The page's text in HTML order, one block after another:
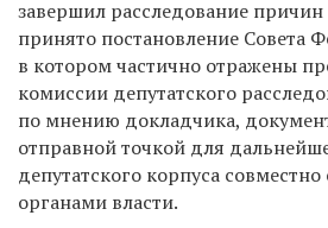
завершил расследование
принято постановление Совета
в котором частично отражены
комиссии депутатского
по мнению докладчика,
отправной точкой для
депутатского корпуса
органами власти.